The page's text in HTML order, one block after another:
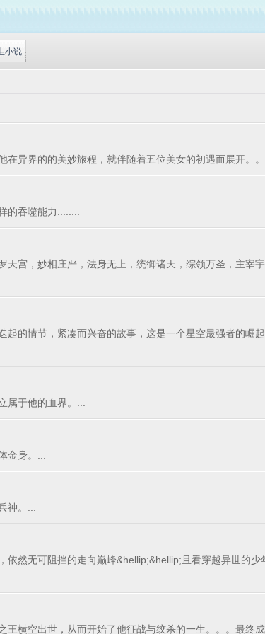
小说
异界的的美妙旅程，就伴随着五位美女的初遇而展开。。
吞噬能力........
宫，妙相庄严，法身无上，统御诸天，综领万圣，主宰
的情节，紧凑而兴奋的故事，这是一个星空最强者的崛
于他的血界。...
金身。...
神。...
然无可阻挡的走向巅峰&hellip;&hellip;且看穿越异世的少
横空出世，从而开始了他征战与绞杀的一生。。。最终